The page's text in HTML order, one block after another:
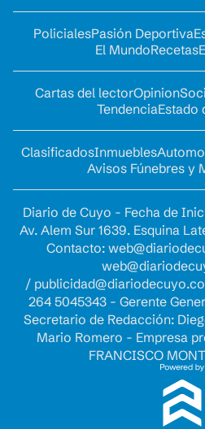
PolicialesPasión Deportiva
El MundoRecetas
Cartas del lectorOpinion
TendenciaEstado
ClasificadosInmuebles
Avisos Fúnebres y
Diario de Cuyo - Fecha de
Av. Alem Sur 1639. Esquina
Contacto:
/
264 5045343 - Gerente
Secretario de Redacción:
Mario Romero - Empresa
FRANCISCO